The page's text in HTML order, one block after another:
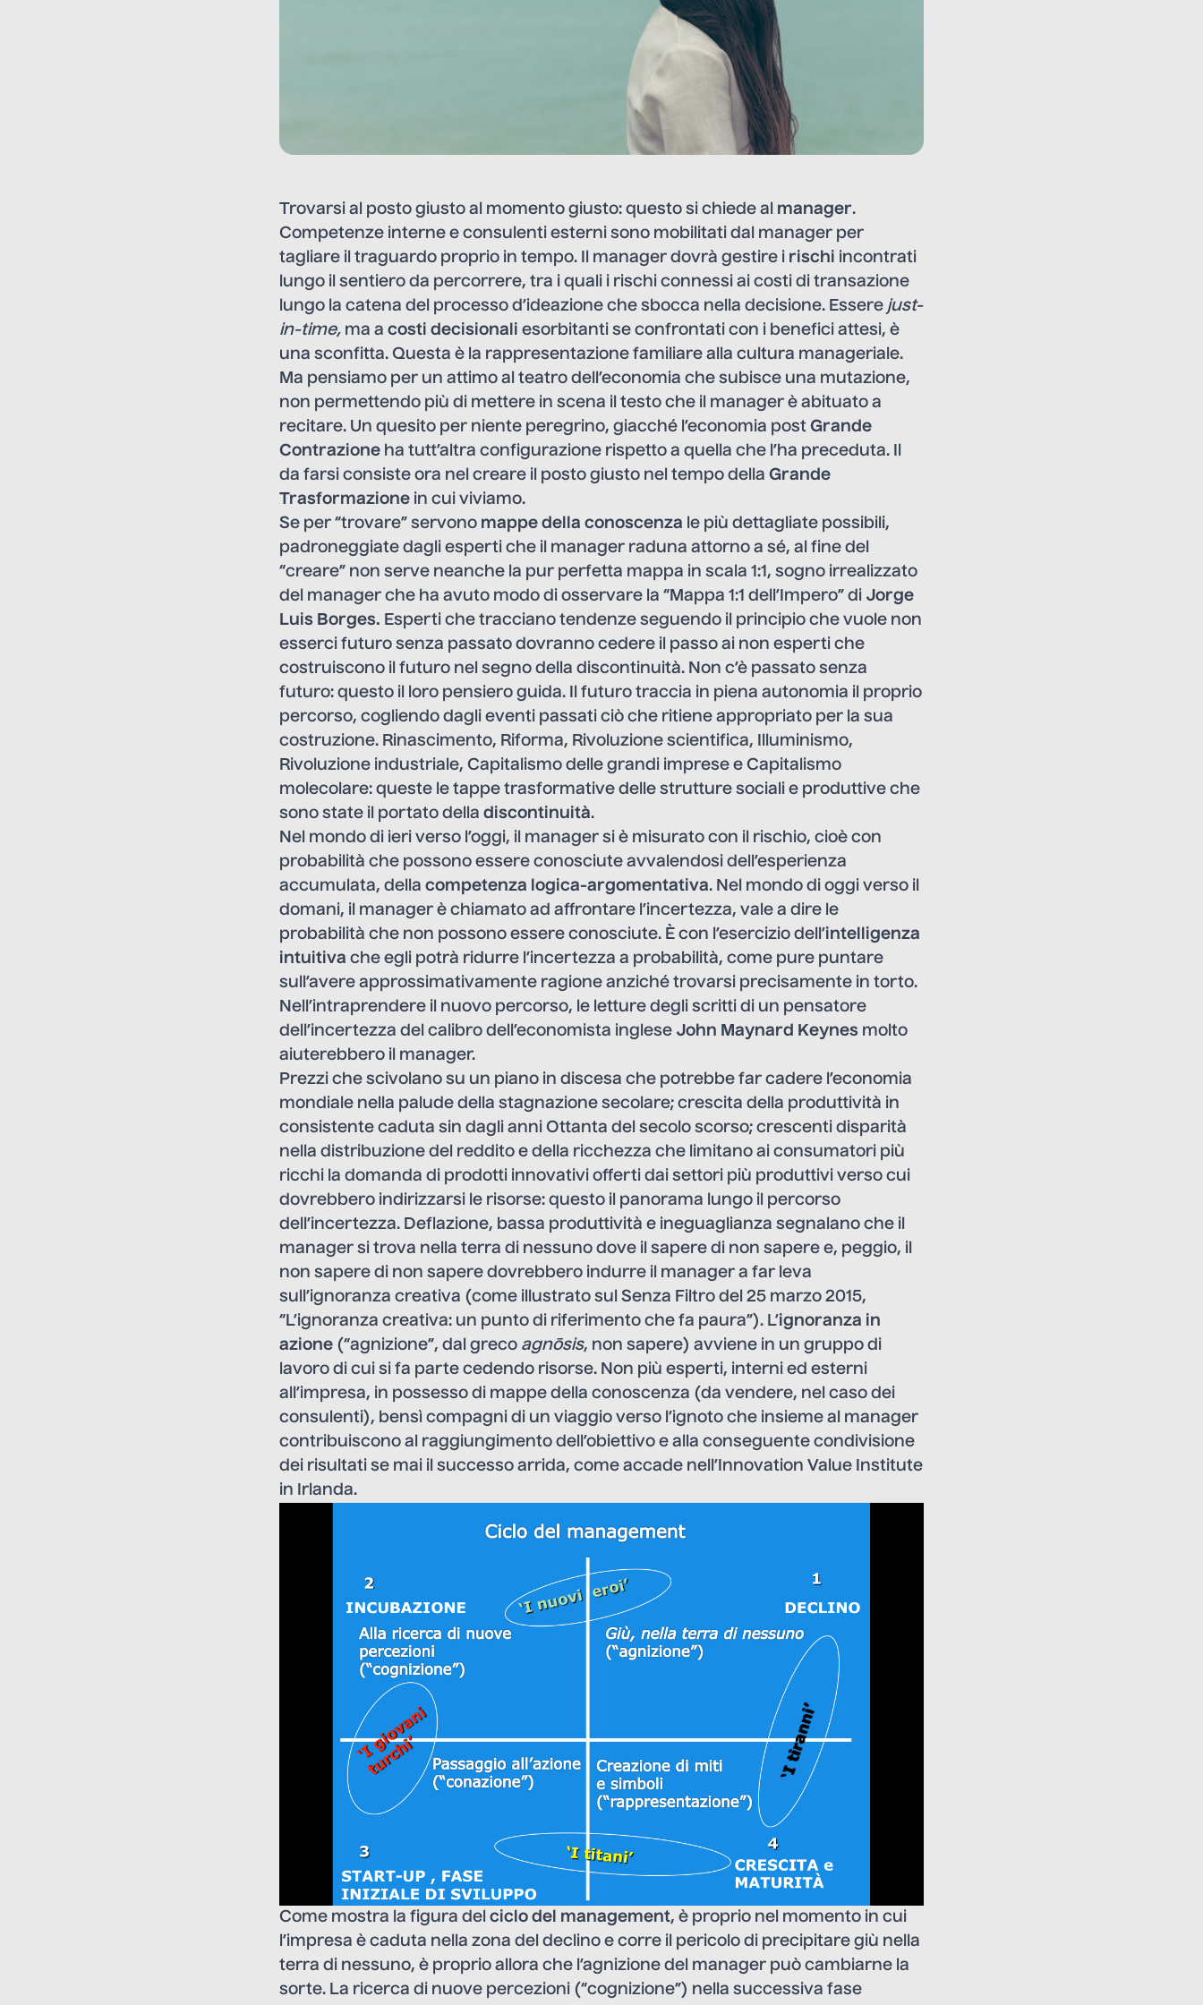
Trovarsi al posto giusto al momento giusto: questo si chiede al manager.
Competenze interne e consulenti esterni sono mobilitati dal manager per
tagliare il traguardo proprio in tempo. Il manager dovrà gestire i rischi incontrati
lungo il sentiero da percorrere, tra i quali i rischi connessi ai costi di transazione
lungo la catena del processo d’ideazione che sbocca nella decisione. Essere just-
in-time, ma a costi decisionali esorbitanti se confrontati con i benefici attesi, è
una sconfitta. Questa è la rappresentazione familiare alla cultura manageriale.
Ma pensiamo per un attimo al teatro dell’economia che subisce una mutazione,
non permettendo più di mettere in scena il testo che il manager è abituato a
recitare. Un quesito per niente peregrino, giacché l’economia post Grande
Contrazione ha tutt’altra configurazione rispetto a quella che l’ha preceduta. Il
da farsi consiste ora nel creare il posto giusto nel tempo della Grande
Trasformazione in cui viviamo.
Se per “trovare” servono mappe della conoscenza le più dettagliate possibili,
padroneggiate dagli esperti che il manager raduna attorno a sé, al fine del
“creare” non serve neanche la pur perfetta mappa in scala 1:1, sogno irrealizzato
del manager che ha avuto modo di osservare la “Mappa 1:1 dell’Impero” di Jorge
Luis Borges. Esperti che tracciano tendenze seguendo il principio che vuole non
esserci futuro senza passato dovranno cedere il passo ai non esperti che
costruiscono il futuro nel segno della discontinuità. Non c’è passato senza
futuro: questo il loro pensiero guida. Il futuro traccia in piena autonomia il proprio
percorso, cogliendo dagli eventi passati ciò che ritiene appropriato per la sua
costruzione. Rinascimento, Riforma, Rivoluzione scientifica, Illuminismo,
Rivoluzione industriale, Capitalismo delle grandi imprese e Capitalismo
molecolare: queste le tappe trasformative delle strutture sociali e produttive che
sono state il portato della discontinuità.
Nel mondo di ieri verso l’oggi, il manager si è misurato con il rischio, cioè con
probabilità che possono essere conosciute avvalendosi dell’esperienza
accumulata, della competenza logica-argomentativa. Nel mondo di oggi verso il
domani, il manager è chiamato ad affrontare l’incertezza, vale a dire le
probabilità che non possono essere conosciute. È con l’esercizio dell’intelligenza
intuitiva che egli potrà ridurre l’incertezza a probabilità, come pure puntare
sull’avere approssimativamente ragione anziché trovarsi precisamente in torto.
Nell’intraprendere il nuovo percorso, le letture degli scritti di un pensatore
dell’incertezza del calibro dell’economista inglese John Maynard Keynes molto
aiuterebbero il manager.
Prezzi che scivolano su un piano in discesa che potrebbe far cadere l’economia
mondiale nella palude della stagnazione secolare; crescita della produttività in
consistente caduta sin dagli anni Ottanta del secolo scorso; crescenti disparità
nella distribuzione del reddito e della ricchezza che limitano ai consumatori più
ricchi la domanda di prodotti innovativi offerti dai settori più produttivi verso cui
dovrebbero indirizzarsi le risorse: questo il panorama lungo il percorso
dell’incertezza. Deflazione, bassa produttività e ineguaglianza segnalano che il
manager si trova nella terra di nessuno dove il sapere di non sapere e, peggio, il
non sapere di non sapere dovrebbero indurre il manager a far leva
sull’ignoranza creativa (come illustrato sul Senza Filtro del 25 marzo 2015,
“L’ignoranza creativa: un punto di riferimento che fa paura”). L’ignoranza in
azione (“agnizione”, dal greco agnōsis, non sapere) avviene in un gruppo di
lavoro di cui si fa parte cedendo risorse. Non più esperti, interni ed esterni
all’impresa, in possesso di mappe della conoscenza (da vendere, nel caso dei
consulenti), bensì compagni di un viaggio verso l’ignoto che insieme al manager
contribuiscono al raggiungimento dell’obiettivo e alla conseguente condivisione
dei risultati se mai il successo arrida, come accade nell’Innovation Value Institute
in Irlanda.
Come mostra la figura del ciclo del management, è proprio nel momento in cui
l’impresa è caduta nella zona del declino e corre il pericolo di precipitare giù nella
terra di nessuno, è proprio allora che l’agnizione del manager può cambiarne la
sorte. La ricerca di nuove percezioni (“cognizione”) nella successiva fase